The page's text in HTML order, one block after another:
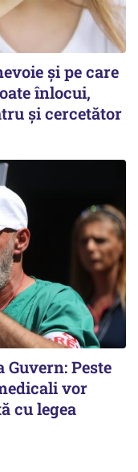
și pe care
înlocui,
și cercetător
Peste
vor
cu legea